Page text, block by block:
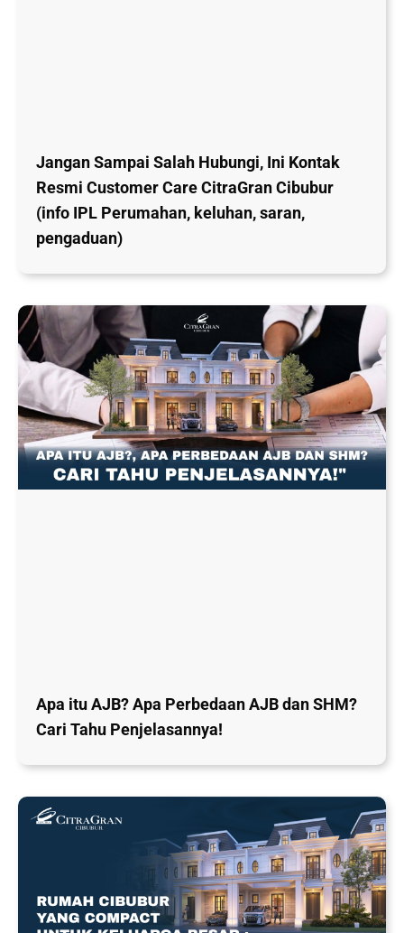
Jangan Sampai Salah Hubungi, Ini Kontak
Resmi Customer Care CitraGran Cibubur
(info IPL Perumahan, keluhan, saran,
pengaduan)
Apa itu AJB? Apa Perbedaan AJB dan SHM?
Cari Tahu Penjelasannya!